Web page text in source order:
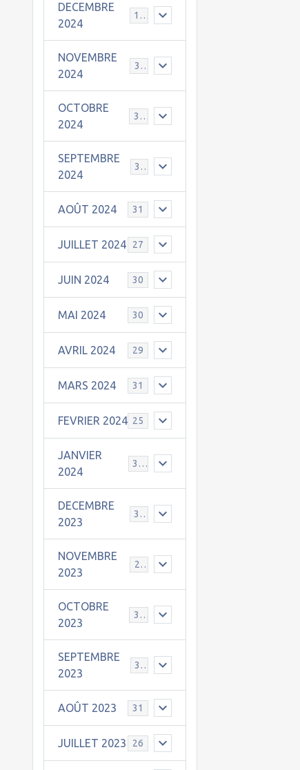
DECEMBRE
2024
19
NOVEMBRE
2024
30
OCTOBRE
2024
31
SEPTEMBRE
2024
30
AOÛT 2024 31
JUILLET 2024 27
JUIN 2024 30
MAI 2024 30
AVRIL 2024 29
MARS 2024 31
FEVRIER 2024 25
JANVIER
2024
30
DECEMBRE
2023
31
NOVEMBRE
2023
24
OCTOBRE
2023
31
SEPTEMBRE
2023
30
AOÛT 2023 31
JUILLET 2023 26